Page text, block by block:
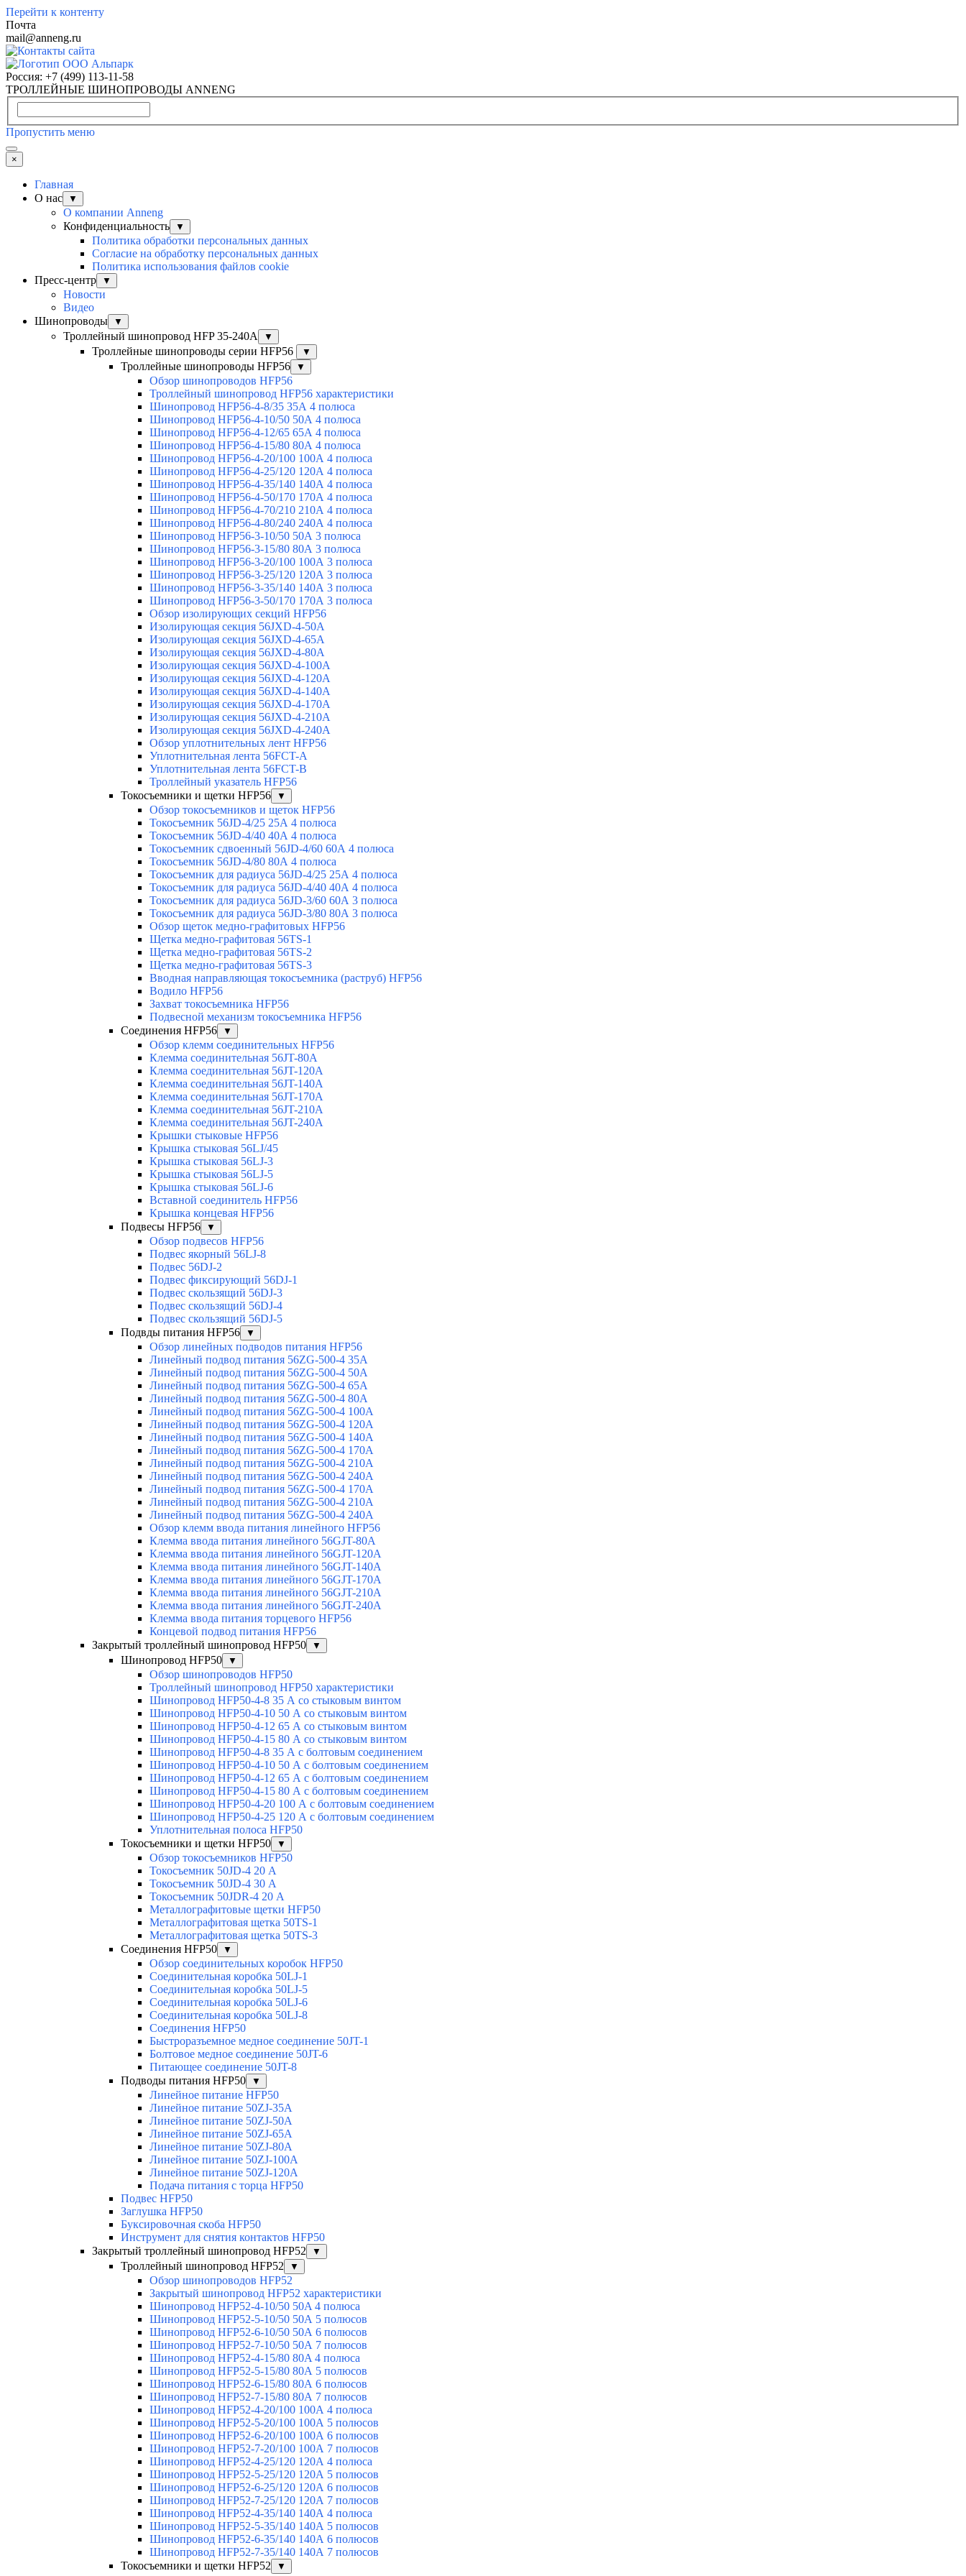
Перейти к контенту
Почта
mail@anneng.ru
Россия: +7 (499) 113-11-58
ТРОЛЛЕЙНЫЕ ШИНОПРОВОДЫ ANNENG
Пропустить меню
×
Главная
О нас
▼
О компании Anneng
Конфиденциальность
▼
Политика обработки персональных данных
Согласие на обработку персональных данных
Политика использования файлов cookie
Пресс-центр
▼
Новости
Видео
Шинопроводы
▼
Троллейный шинопровод HFP 35-240А ▼
Троллейные шинопроводы серии HFP56 ▼
Троллейные шинопроводы HFP56 ▼
Обзор шинопроводов HFP56
Троллейный шинопровод HFP56 характеристики
Шинопровод HFP56-4-8/35 35А 4 полюса
Шинопровод HFP56-4-10/50 50А 4 полюса
Шинопровод HFP56-4-12/65 65А 4 полюса
Шинопровод HFP56-4-15/80 80А 4 полюса
Шинопровод HFP56-4-20/100 100А 4 полюса
Шинопровод HFP56-4-25/120 120А 4 полюса
Шинопровод HFP56-4-35/140 140А 4 полюса
Шинопровод HFP56-4-50/170 170А 4 полюса
Шинопровод HFP56-4-70/210 210А 4 полюса
Шинопровод HFP56-4-80/240 240А 4 полюса
Шинопровод HFP56-3-10/50 50А 3 полюса
Шинопровод HFP56-3-15/80 80А 3 полюса
Шинопровод HFP56-3-20/100 100А 3 полюса
Шинопровод HFP56-3-25/120 120А 3 полюса
Шинопровод HFP56-3-35/140 140А 3 полюса
Шинопровод HFP56-3-50/170 170А 3 полюса
Обзор изолирующих секций HFP56
Изолирующая секция 56JXD-4-50A
Изолирующая секция 56JXD-4-65A
Изолирующая секция 56JXD-4-80A
Изолирующая секция 56JXD-4-100A
Изолирующая секция 56JXD-4-120A
Изолирующая секция 56JXD-4-140A
Изолирующая секция 56JXD-4-170A
Изолирующая секция 56JXD-4-210A
Изолирующая секция 56JXD-4-240A
Обзор уплотнительных лент HFP56
Уплотнительная лента 56FCT-A
Уплотнительная лента 56FCT-B
Троллейный указатель HFP56
Токосъемники и щетки HFP56
▼
Обзор токосъемников и щеток HFP56
Токосъемник 56JD-4/25 25А 4 полюса
Токосъемник 56JD-4/40 40А 4 полюса
Токосъемник сдвоенный 56JD-4/60 60А 4 полюса
Токосъемник 56JD-4/80 80А 4 полюса
Токосъемник для радиуса 56JD-4/25 25А 4 полюса
Токосъемник для радиуса 56JD-4/40 40А 4 полюса
Токосъемник для радиуса 56JD-3/60 60А 3 полюса
Токосъемник для радиуса 56JD-3/80 80А 3 полюса
Обзор щеток медно-графитовых HFP56
Щетка медно-графитовая 56TS-1
Щетка медно-графитовая 56TS-2
Щетка медно-графитовая 56TS-3
Вводная направляющая токосъемника (раструб) HFP56
Водило HFP56
Захват токосъемника HFP56
Подвесной механизм токосъемника HFP56
Соединения HFP56
▼
Обзор клемм соединительных HFP56
Клемма соединительная 56JT-80A
Клемма соединительная 56JT-120A
Клемма соединительная 56JT-140A
Клемма соединительная 56JT-170A
Клемма соединительная 56JT-210A
Клемма соединительная 56JT-240A
Крышки стыковые HFP56
Крышка стыковая 56LJ/45
Крышка стыковая 56LJ-3
Крышка стыковая 56LJ-5
Крышка стыковая 56LJ-6
Вставной соединитель HFP56
Крышка концевая HFP56
Подвесы HFP56
▼
Обзор подвесов HFP56
Подвес якорный 56LJ-8
Подвес 56DJ-2
Подвес фиксирующий 56DJ-1
Подвес скользящий 56DJ-3
Подвес скользящий 56DJ-4
Подвес скользящий 56DJ-5
Подвды питания HFP56
▼
Обзор линейных подводов питания HFP56
Линейный подвод питания 56ZG-500-4 35A
Линейный подвод питания 56ZG-500-4 50A
Линейный подвод питания 56ZG-500-4 65A
Линейный подвод питания 56ZG-500-4 80A
Линейный подвод питания 56ZG-500-4 100A
Линейный подвод питания 56ZG-500-4 120A
Линейный подвод питания 56ZG-500-4 140A
Линейный подвод питания 56ZG-500-4 170A
Линейный подвод питания 56ZG-500-4 210A
Линейный подвод питания 56ZG-500-4 240A
Линейный подвод питания 56ZG-500-4 170A
Линейный подвод питания 56ZG-500-4 210A
Линейный подвод питания 56ZG-500-4 240A
Обзор клемм ввода питания линейного HFP56
Клемма ввода питания линейного 56GJT-80A
Клемма ввода питания линейного 56GJT-120A
Клемма ввода питания линейного 56GJT-140A
Клемма ввода питания линейного 56GJT-170A
Клемма ввода питания линейного 56GJT-210A
Клемма ввода питания линейного 56GJT-240A
Клемма ввода питания торцевого HFP56
Концевой подвод питания HFP56
Закрытый троллейный шинопровод HFP50
▼
Шинопровод HFP50 ▼
Обзор шинопроводов HFP50
Троллейный шинопровод HFP50 характеристики
Шинопровод HFP50-4-8 35 А со стыковым винтом
Шинопровод HFP50-4-10 50 А со стыковым винтом
Шинопровод HFP50-4-12 65 А со стыковым винтом
Шинопровод HFP50-4-15 80 А со стыковым винтом
Шинопровод HFP50-4-8 35 А с болтовым соединением
Шинопровод HFP50-4-10 50 А с болтовым соединением
Шинопровод HFP50-4-12 65 А с болтовым соединением
Шинопровод HFP50-4-15 80 А с болтовым соединением
Шинопровод HFP50-4-20 100 А с болтовым соединением
Шинопровод HFP50-4-25 120 А с болтовым соединением
Уплотнительная полоса HFP50
Токосъемники и щетки HFP50
▼
Обзор токосъемников HFP50
Токосъемник 50JD-4 20 А
Токосъемник 50JD-4 30 А
Токосъемник 50JDR-4 20 А
Металлографитовые щетки HFP50
Металлографитовая щетка 50TS-1
Металлографитовая щетка 50TS-3
Соединения HFP50
▼
Обзор соединительных коробок HFP50
Соединительная коробка 50LJ-1
Соединительная коробка 50LJ-5
Соединительная коробка 50LJ-6
Соединительная коробка 50LJ-8
Соединения HFP50
Быстроразъемное медное соединение 50JT-1
Болтовое медное соединение 50JT-6
Питающее соединение 50JT-8
Подводы питания HFP50
▼
Линейное питание HFP50
Линейное питание 50ZJ-35A
Линейное питание 50ZJ-50A
Линейное питание 50ZJ-65A
Линейное питание 50ZJ-80A
Линейное питание 50ZJ-100A
Линейное питание 50ZJ-120A
Подача питания с торца HFP50
Подвес HFP50
Заглушка HFP50
Буксировочная скоба HFP50
Инструмент для снятия контактов HFP50
Закрытый троллейный шинопровод HFP52
▼
Троллейный шинопровод HFP52 ▼
Обзор шинопроводов HFP52
Закрытый шинопровод HFP52 характеристики
Шинопровод HFP52-4-10/50 50A 4 полюса
Шинопровод HFP52-5-10/50 50А 5 полюсов
Шинопровод HFP52-6-10/50 50А 6 полюсов
Шинопровод HFP52-7-10/50 50А 7 полюсов
Шинопровод HFP52-4-15/80 80A 4 полюса
Шинопровод HFP52-5-15/80 80А 5 полюсов
Шинопровод HFP52-6-15/80 80А 6 полюсов
Шинопровод HFP52-7-15/80 80А 7 полюсов
Шинопровод HFP52-4-20/100 100А 4 полюса
Шинопровод HFP52-5-20/100 100А 5 полюсов
Шинопровод HFP52-6-20/100 100А 6 полюсов
Шинопровод HFP52-7-20/100 100А 7 полюсов
Шинопровод HFP52-4-25/120 120А 4 полюса
Шинопровод HFP52-5-25/120 120А 5 полюсов
Шинопровод HFP52-6-25/120 120А 6 полюсов
Шинопровод HFP52-7-25/120 120А 7 полюсов
Шинопровод HFP52-4-35/140 140А 4 полюса
Шинопровод HFP52-5-35/140 140А 5 полюсов
Шинопровод HFP52-6-35/140 140А 6 полюсов
Шинопровод HFP52-7-35/140 140А 7 полюсов
Токосъемники и щетки HFP52
▼